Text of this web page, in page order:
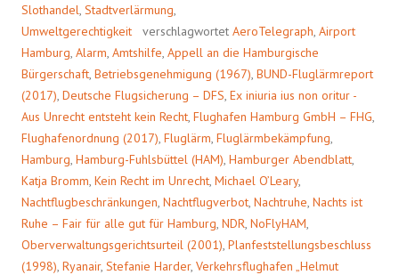
Slothandel Stadtverlärmung
Umweltgerechtigkeit
verschlagwortet AeroTelegraph Airport
Hamburg Alarm Amtshilfe Appell an die Hamburgische
Bürgerschaft Betriebsgenehmigung (1967) BUND-Fluglärmreport
(2017) Deutsche Flugsicherung – DFS Ex iniuria ius non oritur -
Aus Unrecht entsteht kein Recht Flughafen Hamburg GmbH – FHG
Flughafenordnung (2017) Fluglärm Fluglärmbekämpfung
Hamburg Hamburg-Fuhlsbüttel (HAM) Hamburger Abendblatt
Katja Bromm Kein Recht im Unrecht Michael O’Leary,
Nachtflugbeschränkungen Nachtflugverbot Nachtruhe Nachts ist
Ruhe – Fair für alle gut für Hamburg NDR NoFlyHAM
Oberverwaltungsgerichtsurteil (2001) Planfeststellungsbeschluss
(1998) Ryanair, Stefanie Harder, Verkehrsflughafen „Helmut